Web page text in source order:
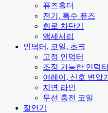
퓨즈홀더
전기, 특수 퓨즈
회로 차단기
액세서리
인덕터, 코일, 초크
고정 인덕터
조정 가능한 인덕터
어레이, 신호 변압기
지연 라인
무선 충전 코일
절연기